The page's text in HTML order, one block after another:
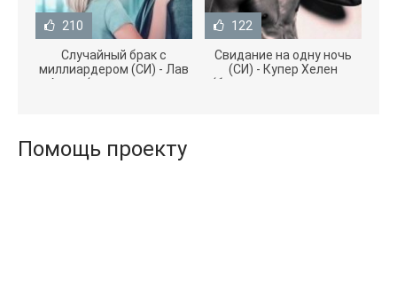
210
Случайный брак с
миллиардером (СИ) - Лав
Агата (полная версия
122
Свидание на одну ночь
(СИ) - Купер Хелен
(бесплатные серии книг
Помощь проекту